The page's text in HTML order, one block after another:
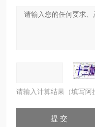
请输入计算结果（填写阿